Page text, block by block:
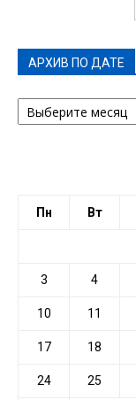
АРХИВ ПО ДАТЕ
АРХИВ
ПО
Пн Вт
3 4
10 11
17 18
24 25